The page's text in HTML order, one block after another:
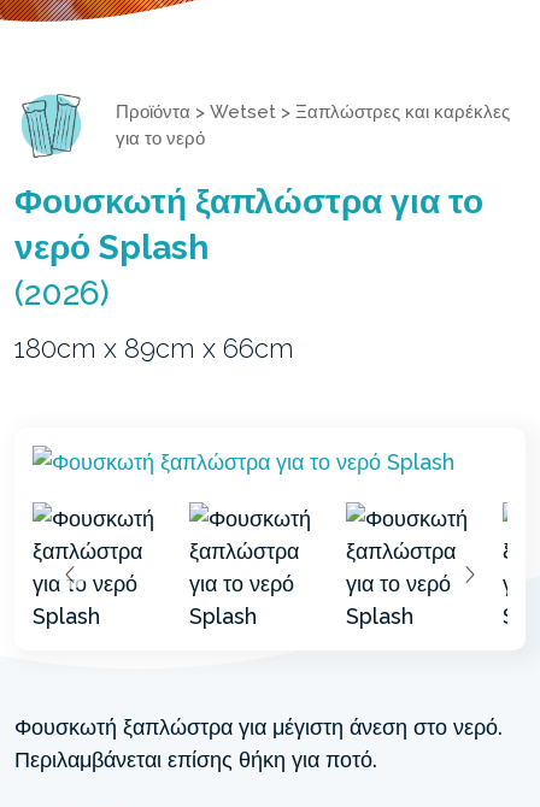
Προϊόντα > Wetset > Ξαπλώστρες και καρέκλες
για το νερό
Φουσκωτή ξαπλώστρα για το
νερό Splash
(2026)
180cm x 89cm x 66cm
Φουσκωτή ξαπλώστρα για μέγιστη άνεση στο νερό.
Περιλαμβάνεται επίσης θήκη για ποτό.